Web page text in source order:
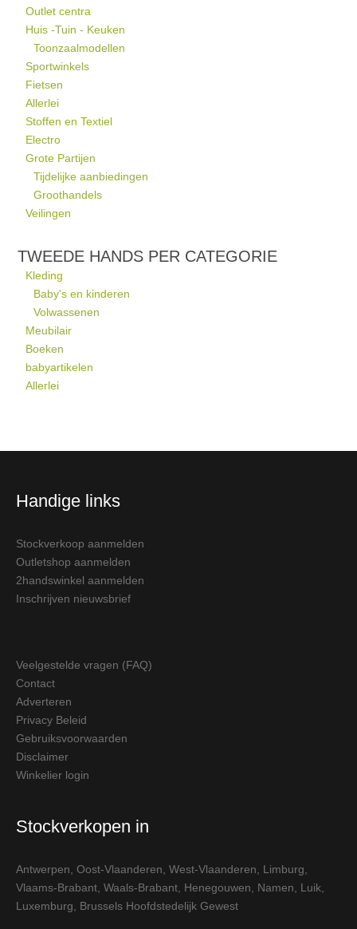
Outlet centra
Huis -Tuin - Keuken
Toonzaalmodellen
Sportwinkels
Fietsen
Allerlei
Stoffen en Textiel
Electro
Grote Partijen
Tijdelijke aanbiedingen
Groothandels
Veilingen
TWEEDE HANDS PER CATEGORIE
Kleding
Baby's en kinderen
Volwassenen
Meubilair
Boeken
babyartikelen
Allerlei
Handige links
Stockverkoop aanmelden
Outletshop aanmelden
2handswinkel aanmelden
Inschrijven nieuwsbrief
Veelgestelde vragen (FAQ)
Contact
Adverteren
Privacy Beleid
Gebruiksvoorwaarden
Disclaimer
Winkelier login
Stockverkopen in
Antwerpen Oost-Vlaanderen West-Vlaanderen Limburg
Vlaams-Brabant Waals-Brabant Henegouwen Namen Luik
Luxemburg
Brussels Hoofdstedelijk Gewest